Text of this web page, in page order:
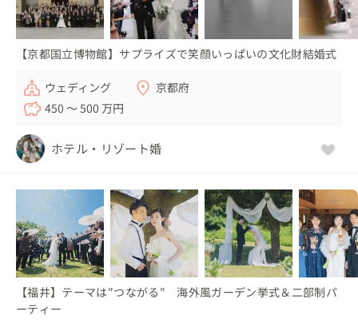
【京都国立博物館】サプライズで笑顔いっぱいの文化財結婚式
ウェディング
京都府
450 〜 500 万円
ホテル・リゾート婚
【福井】テーマは"つながる" 海外風ガーデン挙式＆二部制パ
ーティー